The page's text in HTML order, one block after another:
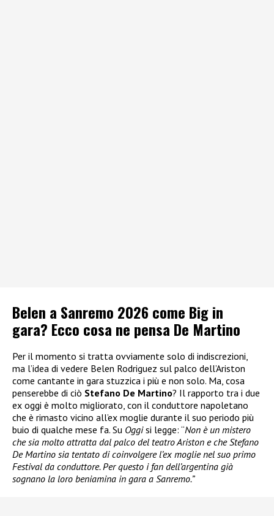
Belen a Sanremo 2026 come Big in
gara? Ecco cosa ne pensa De Martino
Per il momento si tratta ovviamente solo di indiscrezioni,
ma l’idea di vedere Belen Rodriguez sul palco dell’Ariston
come cantante in gara stuzzica i più e non solo. Ma, cosa
penserebbe di ciò Stefano De Martino? Il rapporto tra i due
ex oggi è molto migliorato, con il conduttore napoletano
che è rimasto vicino all’ex moglie durante il suo periodo più
buio di qualche mese fa. Su Oggisi legge: “Non è un mistero
che sia molto attratta dal palco del teatro Ariston e che Stefano
De Martino sia tentato di coinvolgere l’ex moglie nel suo primo
Festival da conduttore. Per questo i fan dell’argentina già
sognano la loro beniamina in gara a Sanremo.”